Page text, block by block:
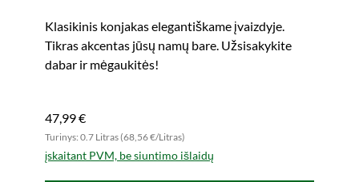
Klasikinis konjakas elegantiškame įvaizdyje.
Tikras akcentas jūsų namų bare. Užsisakykite
dabar ir mėgaukitės!
47,99 €
Turinys: 0.7 Litras (68,56 €/Litras)
įskaitant PVM, be siuntimo išlaidų